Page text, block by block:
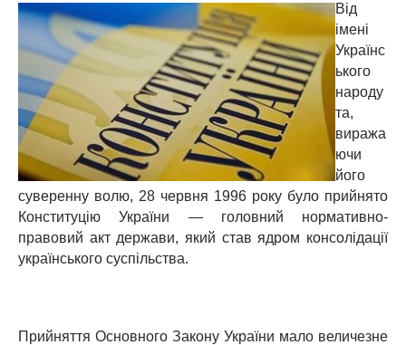
Від
імені
Українс
ького
народу
та,
виража
ючи
його
суверенну волю, 28 червня 1996 року було прийнято
Конституцію України — головний нормативно-
правовий акт держави, який став ядром консолідації
українського суспільства.
Прийняття Основного Закону України мало величезне